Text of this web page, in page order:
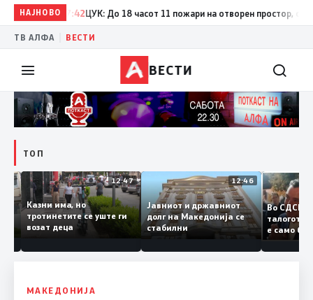
НАЈНОВО
17:42 ЦУК: До 18 часот 11 пожари на отворен простор, од кои
ТВ АЛФА ВЕСТИ
ВЕСТИ
ТОП
12:50
и
12:47
Казни има, но
тротинетите се уште ги
возат деца
12:46
Јавниот и државниот
долг на Македонија се
стабилни
Во
е само
копија
Заев
МАКЕДОНИЈА